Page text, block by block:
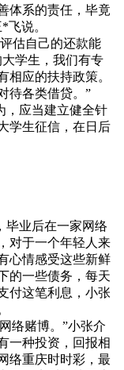
体系的责任，毕竟
*飞说。
估自己的还款能
学生，我们有专
相应的扶持政策。
待各类借贷。 ”
，应当建立健全针
学生征信，在日后
毕业后在一家网络
对于一个年轻人来
心情感受这些新鲜
的一些债务，每天
付这笔利息，小张
络赌博。”小张介
一种投资，回报相
络重庆时时彩，最